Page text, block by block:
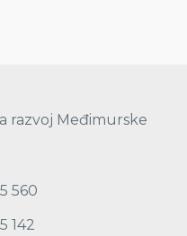
razvoj Međimurske
560
142